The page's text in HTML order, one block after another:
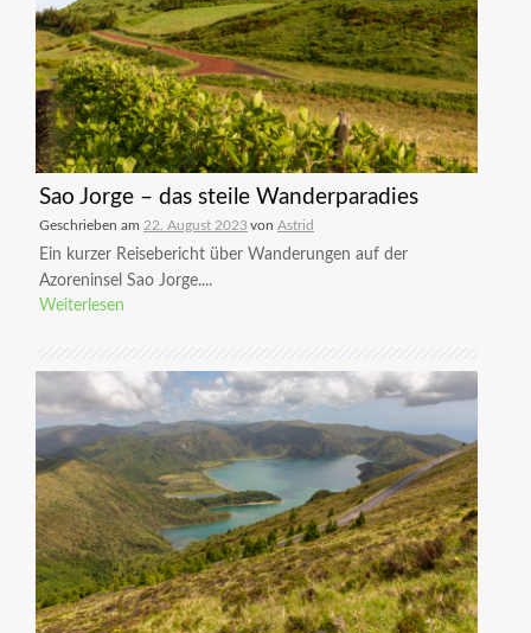
Sao Jorge – das steile Wanderparadies
Geschrieben am 22. August 2023 von Astrid
Ein kurzer Reisebericht über Wanderungen auf der
Azoreninsel Sao Jorge....
Weiterlesen